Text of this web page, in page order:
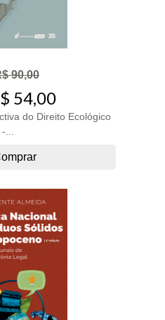
90,00
54,00
do Direito Ecológico
-...